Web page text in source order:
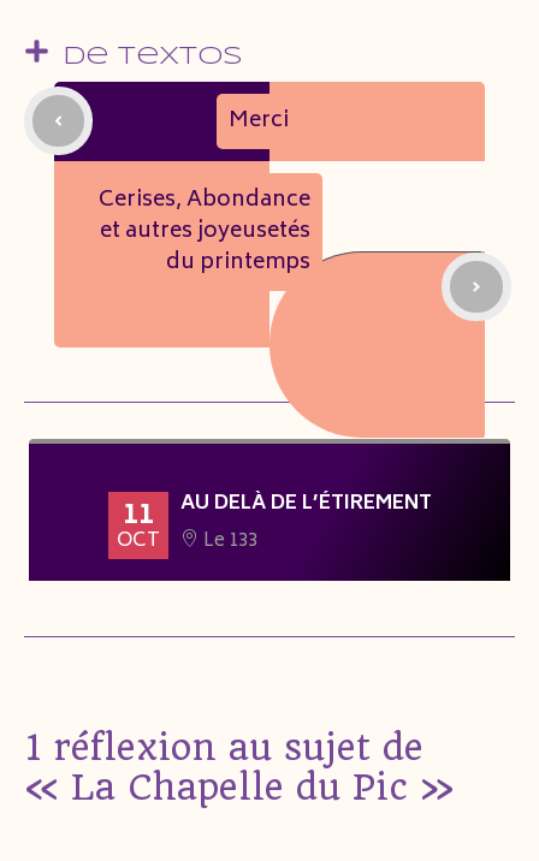
De Textos
Merci
Cerises, Abondance
et autres joyeusetés
du printemps
11
OCT
AU DELÀ DE L’ÉTIREMENT
Le 133
1 réflexion au sujet de
« La Chapelle du Pic »